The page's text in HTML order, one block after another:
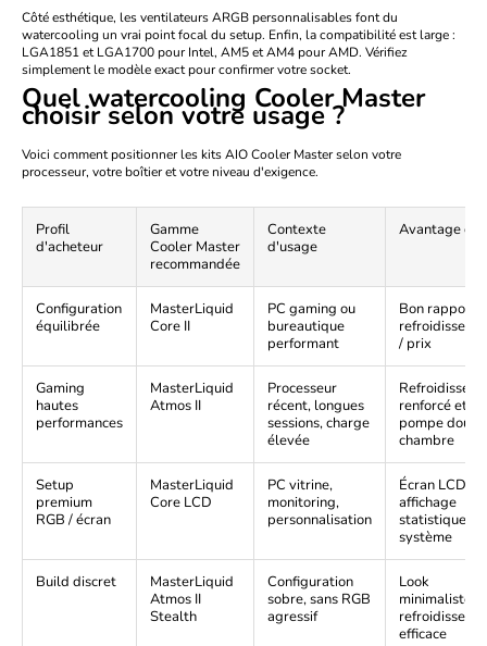
Côté esthétique, les ventilateurs ARGB personnalisables font du
watercooling un vrai point focal du setup. Enfin, la compatibilité est large :
LGA1851 et LGA1700 pour Intel, AM5 et AM4 pour AMD. Vérifiez
simplement le modèle exact pour confirmer votre socket.
Quel watercooling Cooler Master
choisir selon votre usage ?
Voici comment positionner les kits AIO Cooler Master selon votre
processeur, votre boîtier et votre niveau d'exigence.
Profil
d'acheteur
Gamme
Cooler Master
recommandée
Contexte
d'usage
Avantage clé
Configuration
équilibrée
MasterLiquid
Core II
PC gaming ou
bureautique
performant
Bon rapport
/ prix
Gaming
hautes
performances
MasterLiquid
Atmos II
Processeur
récent, longues
sessions, charge
élevée
renforcé et
pompe
chambre
Setup
premium
RGB / écran
MasterLiquid
Core LCD
PC vitrine,
monitoring,
personnalisation
Écran LCD et
affichage
statistiques
système
Build discret
MasterLiquid
Atmos II
Stealth
Configuration
sobre, sans RGB
agressif
Look
minimaliste et
efficace